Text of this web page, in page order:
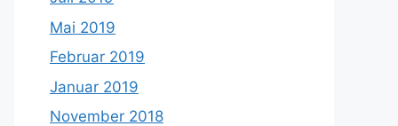
Mai 2019
Februar 2019
Januar 2019
November 2018